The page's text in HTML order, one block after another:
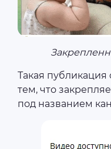
Такая публикация
тем, что
под названием